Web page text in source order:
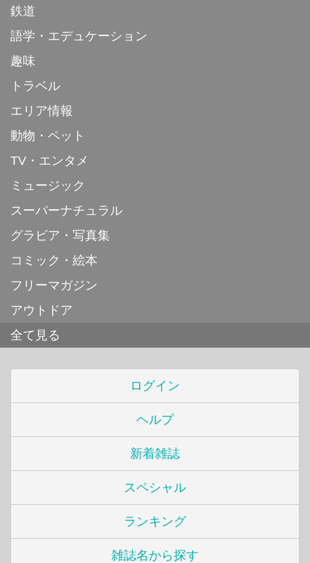
鉄道
語学・エデュケーション
趣味
トラベル
エリア情報
動物・ペット
TV・エンタメ
ミュージック
スーパーナチュラル
グラビア・写真集
コミック・絵本
フリーマガジン
アウトドア
全て見る
ログイン
ヘルプ
新着雑誌
スペシャル
ランキング
雑誌名から探す